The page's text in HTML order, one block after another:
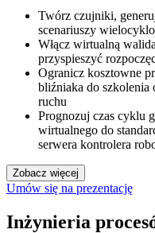
Twórz czujniki,
scenariuszy
Włącz wirtualną
przyspieszyć
Ogranicz kosztowne
bliźniaka do
ruchu
Prognozuj czas cyklu
wirtualnego do
serwera kontrolera
Zobacz więcej
Umów się na prezentację
Inżynieria